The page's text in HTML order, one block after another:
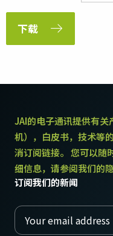
下载
JAI的电子通讯提供有
机），白皮书，技术等
消订阅链接。 您可以随
细信息，请参阅我们的
订阅我们的新闻